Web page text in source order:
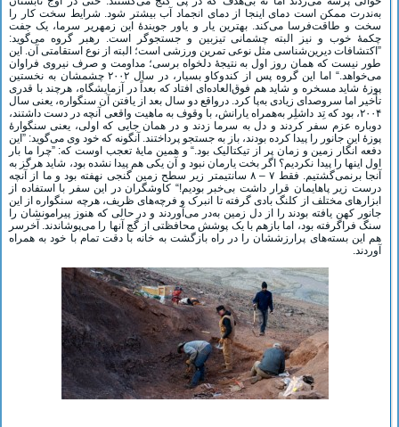
به‌ندرت ممکن است دمای اینجا از دمای انجماد آب بیشتر شود. شرایط سخت کار را
سخت و طاقت‌فرسا می‌کند. بهترین یار و یاور جویندۀ این زمهریر سرما، یک جفت
چکمۀ خوب و نیز البته چشمانی تیزبین و جستجوگر است. رهبر گروه می‌گوید:
”اکتشافات دیرین‌شناسی مثل نوعی تمرین ورزشی است؛ البته از نوع استقامتی آن. این
طور نیست که همان روز اول به نتیجۀ دلخواه برسی؛ مداومت و صرف نیروی فراوان
می‌خواهد.“ اما این گروه پس از کندوکاو بسیار، در سال ۲۰۰۲ چشمشان به نخستین
پوزۀ شاید مسخره و شاید هم فوق‌العاده‌ای افتاد که بعداً در آزمایشگاه، هرچند با قدری
تأخیر اما سروصدای زیادی به‌پا کرد. درواقع دو سال بعد از یافتن آن سنگواره، یعنی سال
۲۰۰۴، بود که تِد داشلِر به‌همراه یارانش، با وقوف به ماهیت واقعی آنچه در دست داشتند،
دوباره عزم سفر کردند و دل به سرما زدند و در همان جایی که اولی، یعنی سنگوارۀ
پوزۀ این جانور را پیدا کرده بودند، باز به جستجو پرداختند. آنگونه که خود وی می‌گوید: ”این
دفعه انگار زمین و زمان پر از تیکتالیک بود.“ و همین مایۀ تعجب اوست که: ”چرا ما بار
اول اینها را پیدا نکردیم؟ اگر بخت یارمان نبود و آن یکی هم پیدا نشده بود، شاید هرگز به
آنجا برنمی‌گشتیم. فقط ۷ – ۸ سانتیمتر زیر سطح زمین گنجی نهفته بود و ما از آنچه
درست زیر پاهایمان قرار داشت بی‌خبر بودیم!“ کاوشگران در این سفر با استفاده از
ابزارهای مختلف از کلنگ بادی گرفته تا انبرک و فرچه‌های ظریف، هرچه سنگواره از این
جانور کهن یافته بودند را از دل زمین به‌در می‌آوردند و در حالی که هنوز پیرامونشان را
سنگ فراگرفته بود، اما بازهم با یک پوشش محافظتی از گچ آنها را می‌پوشاندند. آخرسر
هم این بسته‌های پرارزششان را در راه بازگشت به خانه با دقت تمام با خود به همراه
آوردند.